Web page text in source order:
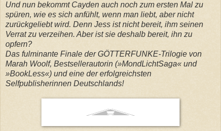
Und nun bekommt Cayden auch noch zum ersten Mal zu
spüren, wie es sich anfühlt, wenn man liebt, aber nicht
zurückgeliebt wird. Denn Jess ist nicht bereit, ihm seinen
Verrat zu verzeihen. Aber ist sie deshalb bereit, ihn zu
opfern?
Das fulminante Finale der GÖTTERFUNKE-Trilogie von
Marah Woolf, Bestsellerautorin (»MondLichtSaga« und
»BookLess«) und eine der erfolgreichsten
Selfpublisherinnen Deutschlands!